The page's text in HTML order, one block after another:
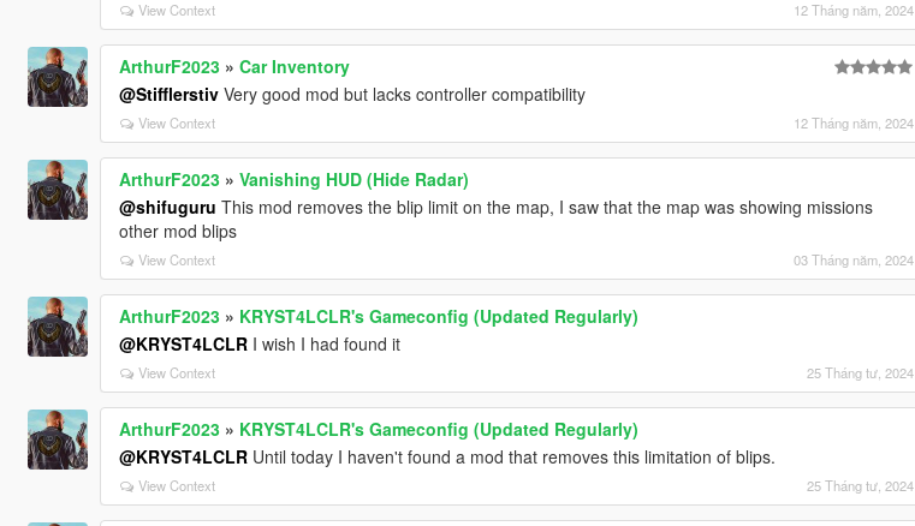
View Context 12 Tháng năm, 2024
ArthurF2023» Car Inventory
@StifflerstivVery good mod but lacks controller compatibility
View Context 12 Tháng năm, 2024
ArthurF2023» Vanishing HUD (Hide Radar)
@shifuguru This mod removes the blip limit on the map, I saw that the map was showing missions
other mod blips
View Context 03 Tháng năm, 2024
ArthurF2023» KRYST4LCLR's Gameconfig (Updated Regularly)
@KRYST4LCLRI wish I had found it
View Context 25 Tháng tư, 2024
ArthurF2023» KRYST4LCLR's Gameconfig (Updated Regularly)
@KRYST4LCLRUntil today I haven't found a mod that removes this limitation of blips.
View Context 25 Tháng tư, 2024